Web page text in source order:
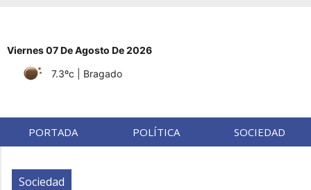
Viernes 07 De Agosto De 2026
7.3ºc
| Bragado
PORTADA POLÍTICA SOCIEDAD
Sociedad